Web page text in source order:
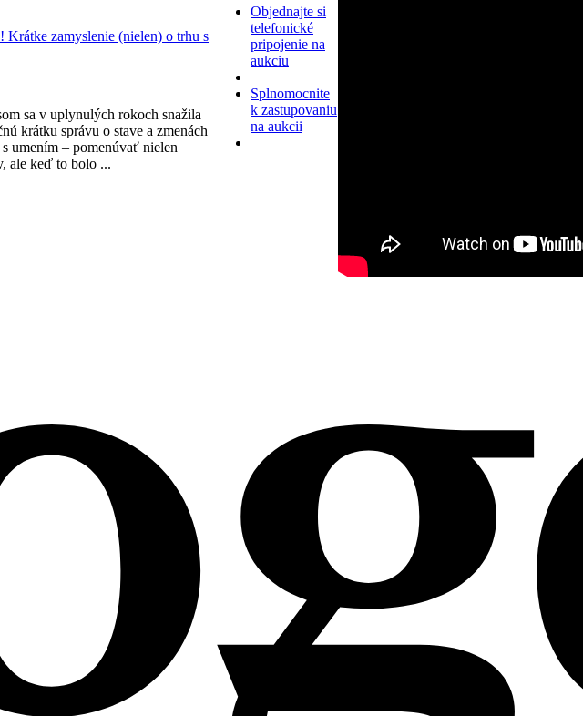
Krátke zamyslenie (nielen) o trhu s
sa v uplynulých rokoch snažila
krátku správu o stave a zmenách
umením – pomenúvať nielen
ale keď to bolo ...
Objednajte si
telefonické
pripojenie na
aukciu
Splnomocnite
k zastupovaniu
na aukcii